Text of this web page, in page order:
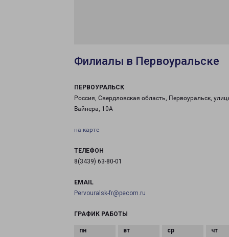
Филиалы в Первоуральске
ПЕРВОУРАЛЬСК
Россия, Свердловская область, Первоуральск,
Вайнера, 10А
на карте
ТЕЛЕФОН
8(3439) 63-80-01
EMAIL
Pervouralsk-fr@pecom.ru
ГРАФИК РАБОТЫ